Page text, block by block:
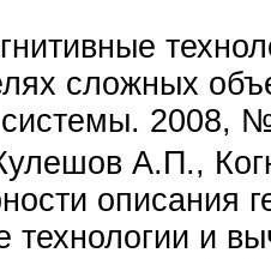
сложных
2008,
А.П.,
описания
и